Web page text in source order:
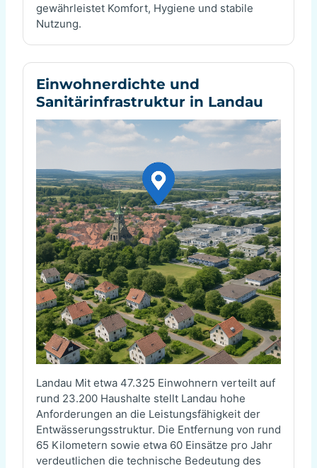
gewährleistet Komfort, Hygiene und stabile
Nutzung.
Einwohnerdichte und
Sanitärinfrastruktur in Landau
Landau Mit etwa 47.325 Einwohnern verteilt auf
rund 23.200 Haushalte stellt Landau hohe
Anforderungen an die Leistungsfähigkeit der
Entwässerungsstruktur. Die Entfernung von rund
65 Kilometern sowie etwa 60 Einsätze pro Jahr
verdeutlichen die technische Bedeutung des